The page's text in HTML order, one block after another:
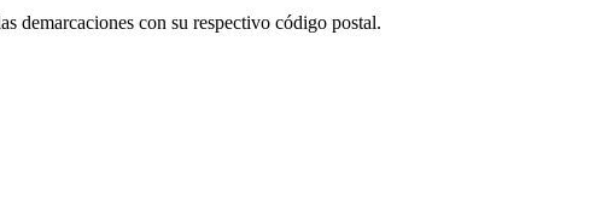
demarcaciones con su respectivo código postal.